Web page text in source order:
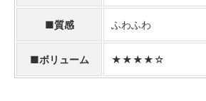
■質感 ふわふわ
■ボリューム ★★★★☆